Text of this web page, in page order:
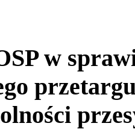
w